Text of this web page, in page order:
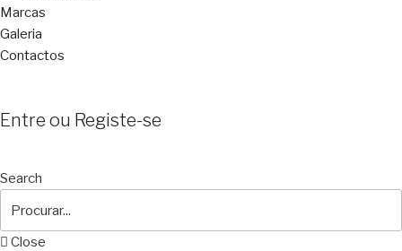
Marcas
Galeria
Contactos
Entre ou Registe-se
Search
Close